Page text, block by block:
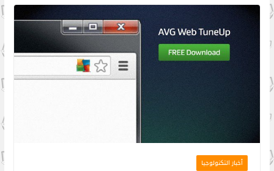
أخبار التكنولوجيا